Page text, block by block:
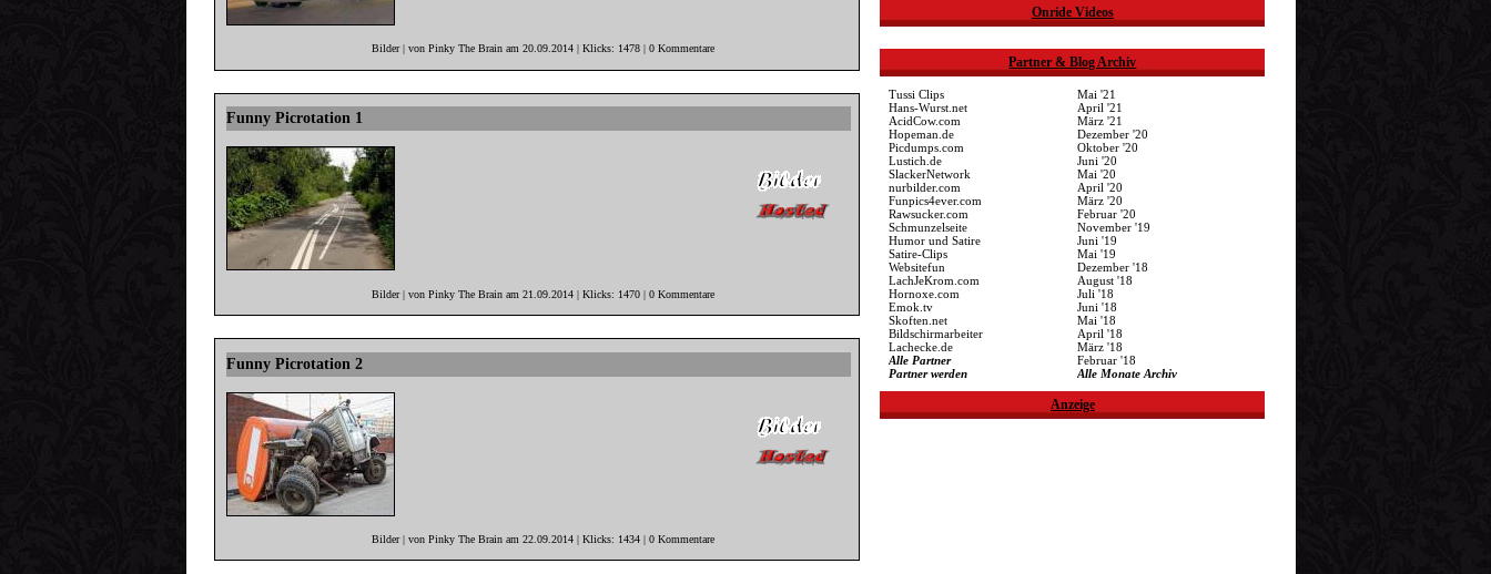
Bilder | von Pinky The Brain am 20.09.2014 | Klicks: 1478 | 0 Kommentare
Funny Picrotation 1
Bilder | von Pinky The Brain am 21.09.2014 | Klicks: 1470 | 0 Kommentare
Funny Picrotation 2
Bilder | von Pinky The Brain am 22.09.2014 | Klicks: 1434 | 0 Kommentare
Onride Videos
Partner & Blog Archiv
Tussi Clips
Hans-Wurst.net
AcidCow.com
Hopeman.de
Picdumps.com
Lustich.de
SlackerNetwork
nurbilder.com
Funpics4ever.com
Rawsucker.com
Schmunzelseite
Humor und Satire
Satire-Clips
Websitefun
LachJeKrom.com
Hornoxe.com
Emok.tv
Skoften.net
Bildschirmarbeiter
Lachecke.de
Alle Partner
Partner werden
Mai '21
April '21
März '21
Dezember '20
Oktober '20
Juni '20
Mai '20
April '20
März '20
Februar '20
November '19
Juni '19
Mai '19
Dezember '18
August '18
Juli '18
Juni '18
Mai '18
April '18
März '18
Februar '18
Alle Monate Archiv
Anzeige